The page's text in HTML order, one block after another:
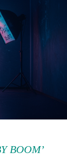
BOOM’